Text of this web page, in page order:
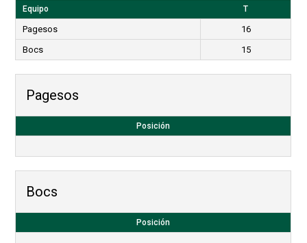
Equipo T
Pagesos
16
Bocs
15
Pagesos
Posición
Bocs
Posición